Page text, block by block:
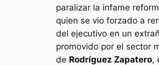
paralizar la infame
quien se vio forzado a
del ejecutivo en un
promovido por el sector
de Rodríguez Zapatero,